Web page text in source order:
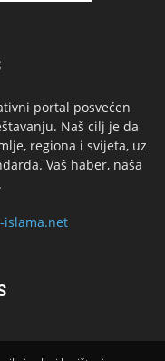
portal posvećen
Naš cilj je da
regiona i svijeta, uz
Vaš haber, naša
islama.net